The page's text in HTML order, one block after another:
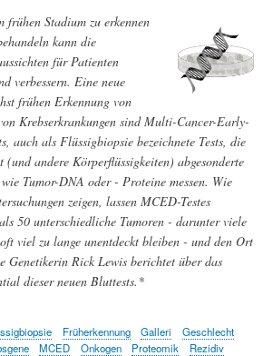
frühen Stadium zu erkennen
kann die
für Patienten
verbessern. Eine neue
frühen Erkennung von
Krebserkrankungen sind Multi-Cancer-Early-
auch als Flüssigbiopsie bezeichnete Tests, die
andere Körperflüssigkeiten) abgesonderte
Tumor-DNA oder - Proteine messen. Wie
zeigen, lassen MCED-Testes
50 unterschiedliche Tumoren - darunter viele
viel zu lange unentdeckt bleiben - und den Ort
Genetikerin Rick Lewis berichtet über das
dieser neuen Bluttests.*
Früherkennung Galleri
Geschlecht
MCED Onkogen Proteomik
Rezidiv